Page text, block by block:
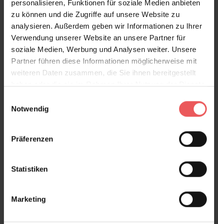
personalisieren, Funktionen für soziale Medien anbieten
zu können und die Zugriffe auf unsere Website zu
analysieren. Außerdem geben wir Informationen zu Ihrer
Verwendung unserer Website an unsere Partner für
soziale Medien, Werbung und Analysen weiter. Unsere
Partner führen diese Informationen möglicherweise mit
weiteren Daten zusammen, die Sie ihnen bereitgestellt
haben oder die sie im Rahmen Ihrer Nutzung der Dienste
Notwendig
Präferenzen
Statistiken
Marketing
Produktgalerie überspringen
Variante